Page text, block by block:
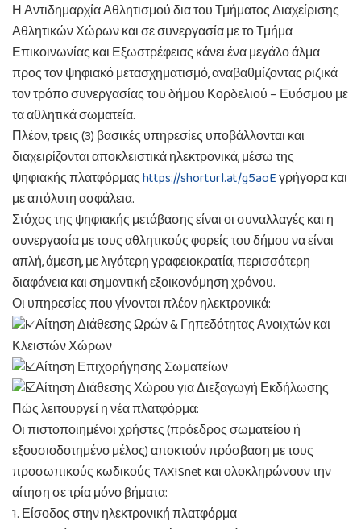
Η Αντιδημαρχία Αθλητισμού δια του Τμήματος Διαχείρισης
Αθλητικών Χώρων και σε συνεργασία με το Τμήμα
Επικοινωνίας και Εξωστρέφειας κάνει ένα μεγάλο άλμα
προς τον ψηφιακό μετασχηματισμό, αναβαθμίζοντας ριζικά
τον τρόπο συνεργασίας του δήμου Κορδελιού – Ευόσμου με
τα αθλητικά σωματεία.
Πλέον, τρεις (3) βασικές υπηρεσίες υποβάλλονται και
διαχειρίζονται αποκλειστικά ηλεκτρονικά, μέσω της
ψηφιακής πλατφόρμαςhttps://shorturl.at/g5aoEγρήγορα και
με απόλυτη ασφάλεια.
Στόχος της ψηφιακής μετάβασης είναι οι συναλλαγές και η
συνεργασία με τους αθλητικούς φορείς του δήμου να είναι
απλή, άμεση, με λιγότερη γραφειοκρατία, περισσότερη
διαφάνεια και σημαντική εξοικονόμηση χρόνου.
Οι υπηρεσίες που γίνονται πλέον ηλεκτρονικά:
Αίτηση Διάθεσης Ωρών & Γηπεδότητας Ανοιχτών και
Κλειστών Χώρων
Αίτηση Επιχορήγησης Σωματείων
Αίτηση Διάθεσης Χώρου για Διεξαγωγή Εκδήλωσης
Πώς λειτουργεί η νέα πλατφόρμα:
Οι πιστοποιημένοι χρήστες (πρόεδρος σωματείου ή
εξουσιοδοτημένο μέλος) αποκτούν πρόσβαση με τους
προσωπικούς κωδικούς TAXISnet και ολοκληρώνουν την
αίτηση σε τρία μόνο βήματα:
1. Είσοδος στην ηλεκτρονική πλατφόρμα